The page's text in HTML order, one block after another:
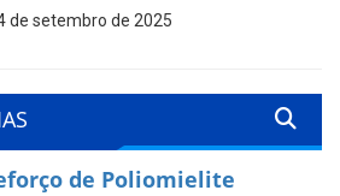
de setembro de 2025
de Poliomielite